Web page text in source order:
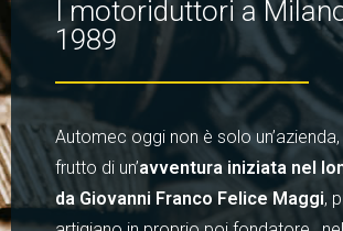
I motoriduttori a
1989
Automec oggi non è solo
frutto di un’avventura iniziata nel
da Giovanni Franco Felice Maggi,